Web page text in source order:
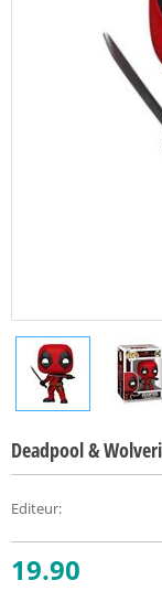
Deadpool &
Editeur:
19.90